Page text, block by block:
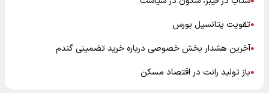
●تقویت پتانسیل بورس
●آخرین هشدار بخش خصوصی درباره خرید تضمینی گندم
●باز تولید رانت در اقتصاد مسکن